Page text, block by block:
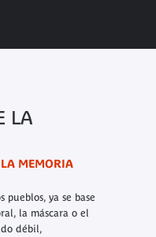
LA
MEMORIA
pueblos, ya se base
la máscara o el
débil,